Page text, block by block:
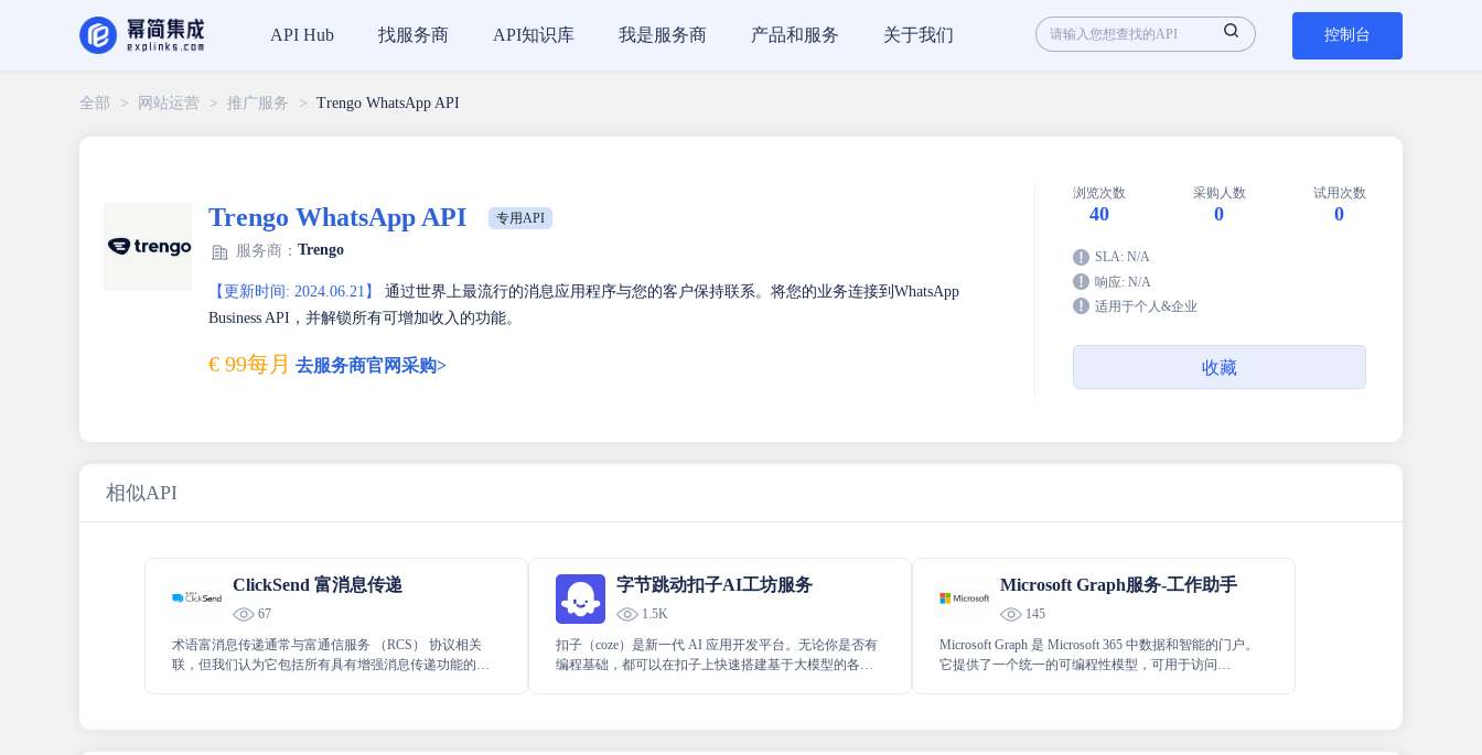
API Hub 找服务商 API知识库 我是服务商 产品和服务 关于我们 控制台
全部 > 网站运营 > 推广服务 > Trengo WhatsApp API
Trengo WhatsApp API 专用API
服务商： Trengo
【更新时间: 2024.06.21】
通过世界上最流行的消息应用程序与您的客户保持联系。将您的业务连接到WhatsApp
Business API，并解锁所有可增加收入的功能。
€ 99每月 去服务商官网采购>
浏览次数
40
采购人数
0
试用次数
0
SLA: N/A
响应: N/A
适用于个人&企业
收藏
相似API
ClickSend 富消息传递
67
术语富消息传递通常与富通信服务 （RCS） 协议相关
联，但我们认为它包括所有具有增强消息传递功能的消
字节跳动扣子AI工坊服务
1.5K
扣子（coze）是新一代 AI 应用开发平台。无论你是否有
编程基础，都可以在扣子上快速搭建基于大模型的各类
Microsoft Graph服务-工作助手
145
Microsoft Graph 是 Microsoft 365 中数据和智能的门户。
它提供了一个统一的可编程性模型，可用于访问